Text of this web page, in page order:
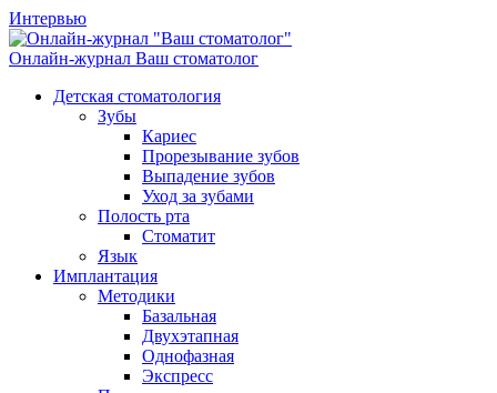
Интервью
Онлайн-журнал Ваш стоматолог
Детская стоматология
Зубы
Кариес
Прорезывание зубов
Выпадение зубов
Уход за зубами
Полость рта
Стоматит
Язык
Имплантация
Методики
Базальная
Двухэтапная
Однофазная
Экспресс